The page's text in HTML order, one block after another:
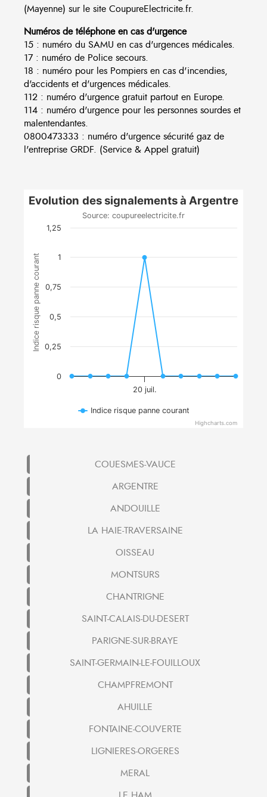
(Mayenne) sur le site CoupureElectricite.fr.
Numéros de téléphone en cas d'urgence
15 : numéro du SAMU en cas d'urgences médicales.
17 : numéro de Police secours.
18 : numéro pour les Pompiers en cas d'incendies,
d'accidents et d'urgences médicales.
112 : numéro d'urgence gratuit partout en Europe.
114 : numéro d'urgence pour les personnes sourdes et
malentendantes.
0800473333 : numéro d'urgence sécurité gaz de
l'entreprise GRDF. (Service & Appel gratuit)
Indice risque panne courant
Evolution des signalements à Argentre
Source: coupureelectricite.fr
20 juil.
0
0,25
0,5
0,75
1
1,25
Indice risque panne courant
Highcharts.com
COUESMES-VAUCE
ARGENTRE
ANDOUILLE
LA HAIE-TRAVERSAINE
OISSEAU
MONTSURS
CHANTRIGNE
SAINT-CALAIS-DU-DESERT
PARIGNE-SUR-BRAYE
SAINT-GERMAIN-LE-FOUILLOUX
CHAMPFREMONT
AHUILLE
FONTAINE-COUVERTE
LIGNIERES-ORGERES
MERAL